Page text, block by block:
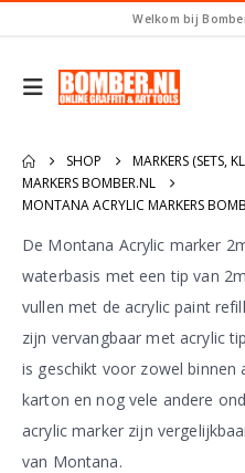
Welkom bij
SHOP
MARKERS (SETS,
MARKERS BOMBER.NL
MONTANA ACRYLIC MARKERS
De Montana Acrylic marker
waterbasis met een tip van
vullen met de acrylic paint
zijn vervangbaar met acrylic
is geschikt voor zowel binnen
karton en nog vele andere
acrylic marker zijn
van Montana.